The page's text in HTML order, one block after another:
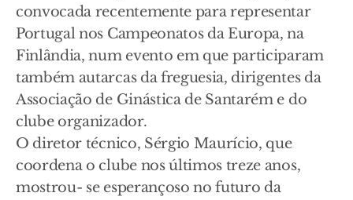
convocada recentemente para representar
Portugal nos Campeonatos da Europa, na
Finlândia, num evento em que participaram
também autarcas da freguesia, dirigentes da
Associação de Ginástica de Santarém e do
clube organizador.
O diretor técnico, Sérgio Maurício, que
coordena o clube nos últimos treze anos,
mostrou- se esperançoso no futuro da